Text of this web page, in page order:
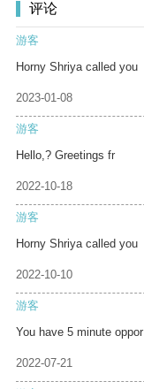
评论
游客
Horny Shriya called you
2023-01-08
游客
Hello,? Greetings fr
2022-10-18
游客
Horny Shriya called you
2022-10-10
游客
You have 5 minute oppor
2022-07-21